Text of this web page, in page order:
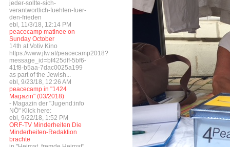
jeder-sollte-sich-
verantwortlich-fuehlen-fuer-
den-frieden
ebl, 11/3/18, 12:14 PM
peacecamp matinee on
Sunday October
14th at Votiv Kino
https://www.jfw.at/peacecamp2018?
message_id=bf425dff-5bf6-
41f8-b5aa-7dac0025a199
as part of the Jewish...
ebl, 9/23/18, 12:26 AM
peacecamp in "1424
Magazin" (03/2018)
- Magazin der "Jugend:info
NÖ" Klick here:
ebl, 9/22/18, 1:52 PM
ORF-TV Minderheiten Die
Minderheiten-Redaktion
brachte